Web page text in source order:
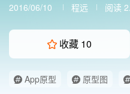
2016/06/10 程远 阅读
收藏 10
App原型 原型图